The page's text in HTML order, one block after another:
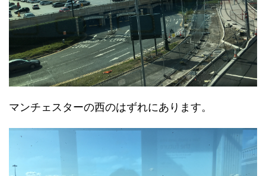
マンチェスターの西のはずれにあります。